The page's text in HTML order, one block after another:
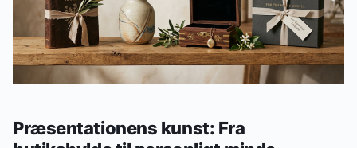
Præsentationens kunst: Fra